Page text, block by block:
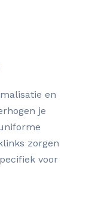
en
je
zorgen
voor